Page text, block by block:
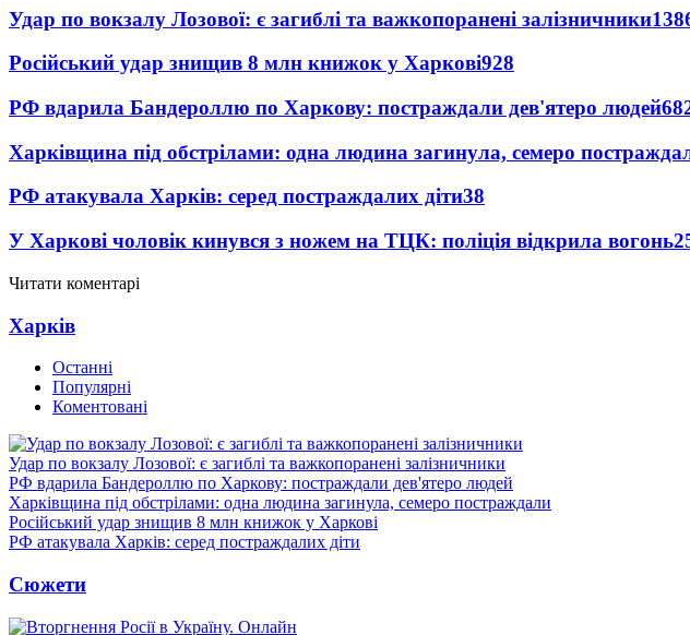
Удар по вокзалу Лозової: є загиблі та важкопоранені залізничники
Російський удар знищив 8 млн книжок у Харкові928
РФ вдарила Бандероллю по Харкову: постраждали дев'ятеро людей
Харківщина під обстрілами: одна людина загинула, семеро
РФ атакувала Харків: серед постраждалих діти38
У Харкові чоловік кинувся з ножем на ТЦК: поліція відкрила вогонь
Читати коментарі
Харків
Останні
Популярні
Коментовані
Удар по вокзалу Лозової: є загиблі та важкопоранені залізничники
РФ вдарила Бандероллю по Харкову: постраждали дев'ятеро людей
Харківщина під обстрілами: одна людина загинула, семеро постраждали
Російський удар знищив 8 млн книжок у Харкові
РФ атакувала Харків: серед постраждалих діти
Сюжети